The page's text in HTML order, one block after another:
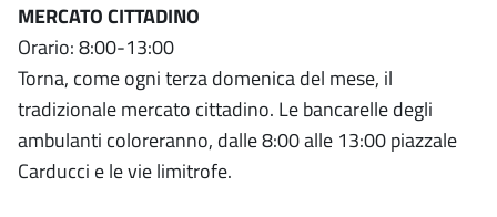
MERCATO CITTADINO
Orario: 8:00-13:00
Torna, come ogni terza domenica del mese, il
tradizionale mercato cittadino. Le bancarelle degli
ambulanti coloreranno, dalle 8:00 alle 13:00 piazzale
Carducci e le vie limitrofe.